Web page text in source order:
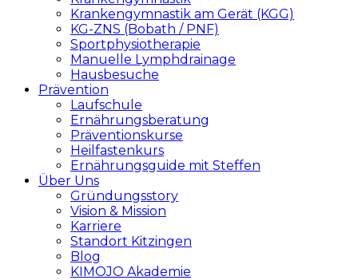
Krankengymnastik am Gerät (KGG)
KG-ZNS (Bobath / PNF)
Sportphysiotherapie
Manuelle Lymphdrainage
Hausbesuche
Prävention
Laufschule
Ernährungsberatung
Präventionskurse
Heilfastenkurs
Ernährungsguide mit Steffen
Über Uns
Gründungsstory
Vision & Mission
Karriere
Standort Kitzingen
Blog
KIMOJO Akademie